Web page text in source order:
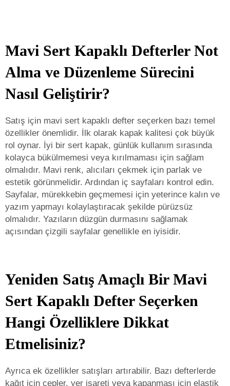
Mavi Sert Kapaklı Defterler Not
Alma ve Düzenleme Sürecini
Nasıl Geliştirir?
Satış için mavi sert kapaklı defter seçerken bazı temel
özellikler önemlidir. İlk olarak kapak kalitesi çok büyük
rol oynar. İyi bir sert kapak, günlük kullanım sırasında
kolayca bükülmemesi veya kırılmaması için sağlam
olmalıdır. Mavi renk, alıcıları çekmek için parlak ve
estetik görünmelidir. Ardından iç sayfaları kontrol edin.
Sayfalar, mürekkebin geçmemesi için yeterince kalın ve
yazım yapmayı kolaylaştıracak şekilde pürüzsüz
olmalıdır. Yazıların düzgün durmasını sağlamak
açısından çizgili sayfalar genellikle en iyisidir.
Yeniden Satış Amaçlı Bir Mavi
Sert Kapaklı Defter Seçerken
Hangi Özelliklere Dikkat
Etmelisiniz?
Ayrıca ek özellikler satışları artırabilir. Bazı defterlerde
kağıt için cepler, yer işareti veya kapanması için elastik